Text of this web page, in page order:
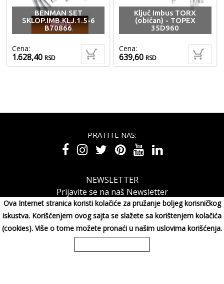
Ova Internet stranica koristi kolačiće za pružanje boljeg korisničkog
iskustva. Korišćenjem ovog sajta se slažete sa korištenjem kolačića
(cookies). Više o tome možete pronaći u našim uslovima korišćenja.
BENMAN SET
SKLOP.IMB.KLJ.1.5-6
B70866
Cena:
1.628,40RSD
Ključ Imbus TORX
(običan) - TOPEX
35D960
Cena:
639,60RSD
PRATITE NAS:
NEWSLETTER
Prijavite se na naš Newsletter
Srbija065/3003001